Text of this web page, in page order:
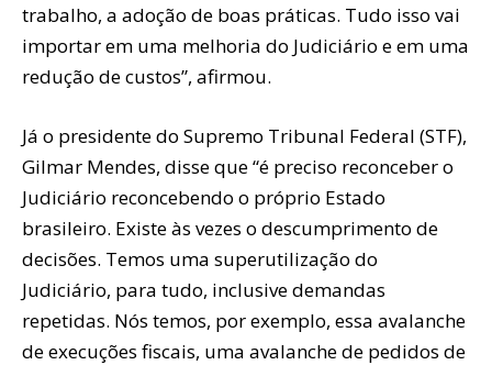
trabalho, a adoção de boas práticas. Tudo isso vai
importar em uma melhoria do Judiciário e em uma
redução de custos”, afirmou.
Já o presidente do Supremo Tribunal Federal (STF),
Gilmar Mendes, disse que “é preciso reconceber o
Judiciário reconcebendo o próprio Estado
brasileiro. Existe às vezes o descumprimento de
decisões. Temos uma superutilização do
Judiciário, para tudo, inclusive demandas
repetidas. Nós temos, por exemplo, essa avalanche
de execuções fiscais, uma avalanche de pedidos de